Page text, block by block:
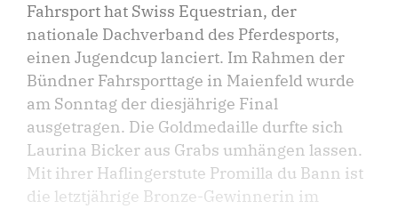
Fahrsport hat Swiss Equestrian, der
nationale Dachverband des Pferdesports,
einen Jugendcup lanciert. Im Rahmen der
Bündner Fahrsporttage in Maienfeld wurde
am Sonntag der diesjährige Final
ausgetragen. Die Goldmedaille durfte sich
Laurina Bicker aus Grabs umhängen lassen.
Mit ihrer Haflingerstute Promilla du Bann ist
die letztjährige Bronze-Gewinnerin im